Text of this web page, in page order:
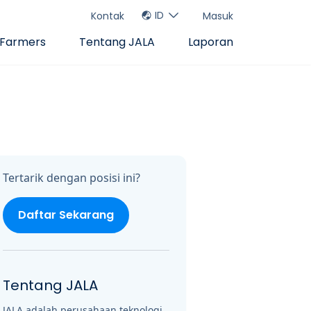
Kontak ID Masuk
Tentang JALA Laporan
Tertarik dengan posisi ini?
Daftar Sekarang
Tentang JALA